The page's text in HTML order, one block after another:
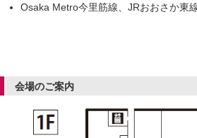
Osaka Metro今里筋線、JRおおさか
会場のご案内